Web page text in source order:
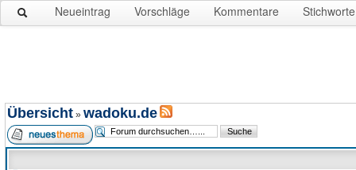
Neueintrag Vorschläge Kommentare Stichworte
Übersicht » wadoku.de